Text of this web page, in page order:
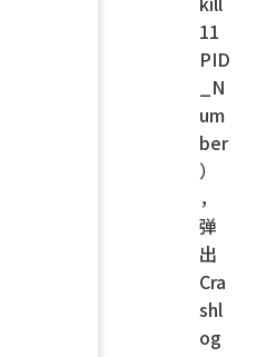
11
PID
_N
um
ber
）
，
弹
出
Cra
shl
og